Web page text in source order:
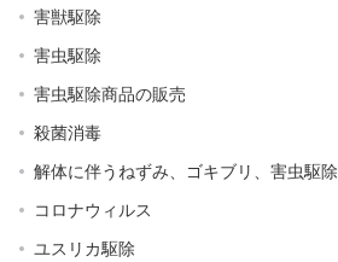
害獣駆除
害虫駆除
害虫駆除商品の販売
殺菌消毒
解体に伴うねずみ、ゴキブリ、害虫駆除
コロナウィルス
ユスリカ駆除